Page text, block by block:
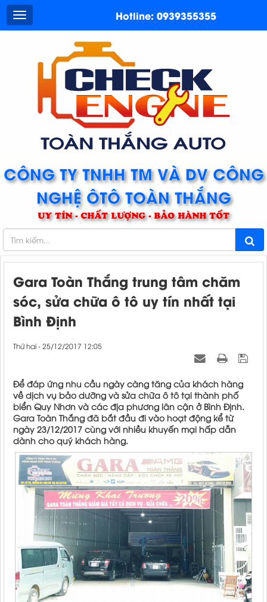
CÔNG TY TNHH TM VÀ DV CÔNG
NGHỆ ÔTÔ TOÀN THẮNG
UY TÍN - CHẤT LƯỢNG - BẢO HÀNH TỐT
Hotline: 0939355355
Gara Toàn Thắng trung tâm chăm
sóc, sửa chữa ô tô uy tín nhất tại
Bình Định
Thứ hai - 25/12/2017 12:05
Để đáp ứng nhu cầu ngày càng tăng của khách hàng
về dịch vụ bảo dưỡng và sửa chữa ô tô tại thành phố
biển Quy Nhơn và các địa phương lân cận ở Bình Định.
Gara Toàn Thắng đã bắt đầu đi vào hoạt động kể từ
ngày 23/12/2017 cùng với nhiều khuyến mại hấp dẫn
dành cho quý khách hàng.